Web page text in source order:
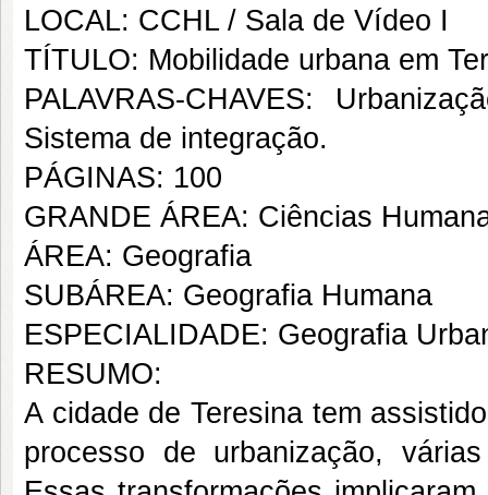
LOCAL: CCHL / Sala de Vídeo I
TÍTULO: Mobilidade urbana em
PALAVRAS-CHAVES:
Sistema de integração.
PÁGINAS: 100
GRANDE ÁREA: Ciências
ÁREA: Geografia
SUBÁREA: Geografia Humana
ESPECIALIDADE: Geografia
RESUMO:
A cidade de Teresina tem
processo de urbanização,